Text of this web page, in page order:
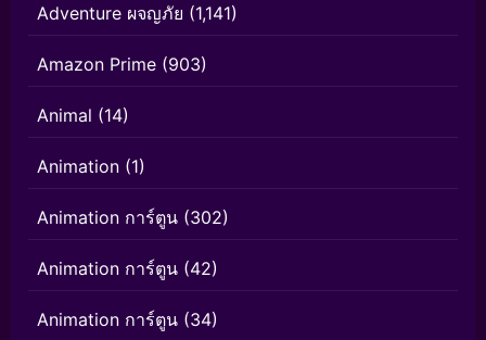
Adventure ผจญภัย (1,141)
Amazon Prime (903)
Animal (14)
Animation (1)
Animation การ์ตูน (302)
Animation การ์ตูน (42)
Animation การ์ตูน (34)